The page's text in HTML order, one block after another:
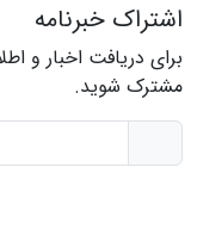
اشتراک خبرنامه
برای دریافت اخبار و
مشترک شوید.